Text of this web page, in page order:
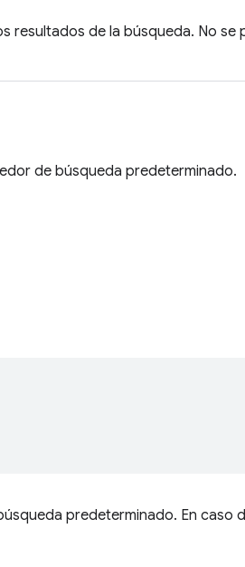
resultados de la búsqueda. No se
de búsqueda predeterminado.
predeterminado. En caso